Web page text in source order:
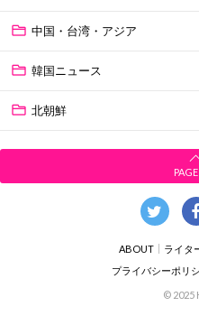
中国・台湾・アジア
韓国ニュース
北朝鮮
ABOUT ライタ
プライバシーポリ
© 2025